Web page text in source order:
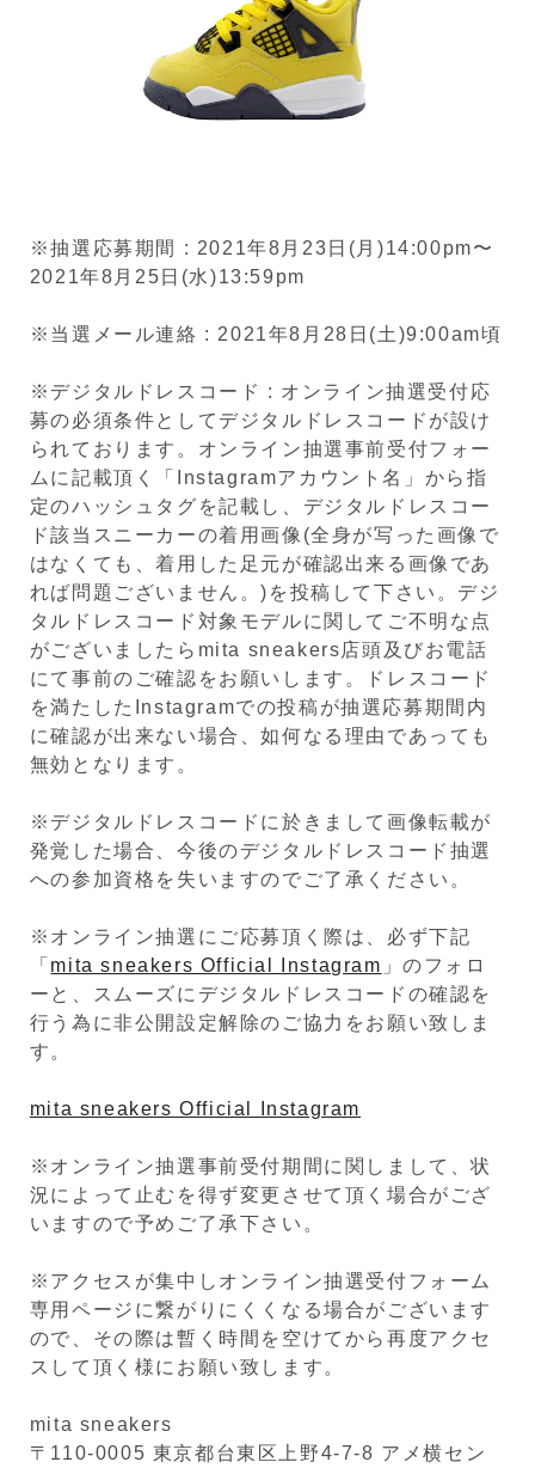
※抽選応募期間 : 2021年8月23日(月)14:00pm〜
2021年8月25日(水)13:59pm
※当選メール連絡 : 2021年8月28日(土)9:00am頃
※デジタルドレスコード : オンライン抽選受付応
募の必須条件としてデジタルドレスコードが設け
られております。オンライン抽選事前受付フォー
ムに記載頂く「Instagramアカウント名」から指
定のハッシュタグを記載し、デジタルドレスコー
ド該当スニーカーの着用画像(全身が写った画像で
はなくても、着用した足元が確認出来る画像であ
れば問題ございません。)を投稿して下さい。デジ
タルドレスコード対象モデルに関してご不明な点
がございましたらmita sneakers店頭及びお電話
にて事前のご確認をお願いします。ドレスコード
を満たしたInstagramでの投稿が抽選応募期間内
に確認が出来ない場合、如何なる理由であっても
無効となります。
※デジタルドレスコードに於きまして画像転載が
発覚した場合、今後のデジタルドレスコード抽選
への参加資格を失いますのでご了承ください。
※オンライン抽選にご応募頂く際は、必ず下記
「 mita sneakers Official Instagram 」のフォロ
ーと、スムーズにデジタルドレスコードの確認を
行う為に非公開設定解除のご協力をお願い致しま
す。
mita sneakers Official Instagram
※オンライン抽選事前受付期間に関しまして、状
況によって止むを得ず変更させて頂く場合がござ
いますので予めご了承下さい。
※アクセスが集中しオンライン抽選受付フォーム
専用ページに繋がりにくくなる場合がございます
ので、その際は暫く時間を空けてから再度アクセ
スして頂く様にお願い致します。
mita sneakers
〒110-0005 東京都台東区上野4-7-8 アメ横セン